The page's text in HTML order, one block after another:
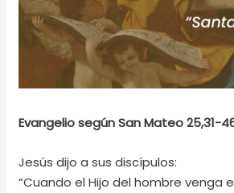
Evangelio según San Mateo 25,31-
Jesús dijo a sus discípulos:
“Cuando el Hijo del hombre venga